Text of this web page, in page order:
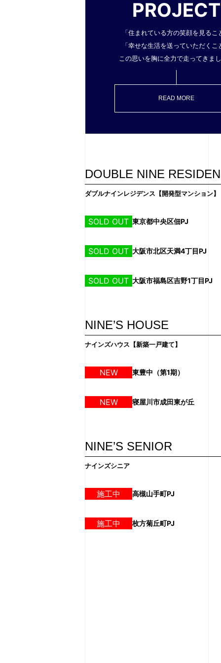
PROJECT
「住まれている方の笑顔を見るこ
「幸せな生活を送っていただくこ
この思いを胸に全力で走ってきま
READ MORE
DOUBLE NINE
ダブルナインレジデンス【開発型マンション】
SOLD OUT 東京都中央区佃PJ
SOLD OUT 大阪市北区天満4丁目PJ
SOLD OUT 大阪市福島区吉野1丁目PJ
NINE’S HOUSE
ナインズハウス【新築一戸建て】
NEW 東豊中（第1期）
NEW 寝屋川市成田東が丘
NINE’S SENIOR
ナインズシニア
施工中 高槻山手町PJ
施工中 枚方菊丘町PJ